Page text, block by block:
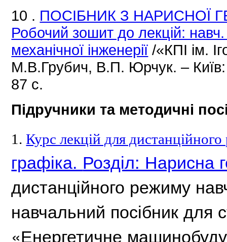
10 . ПОСІБНИК З НАРИСНОЇ
Робочий зошит до лекцій:
механічної інженерії /«КПІ ім.
М.В.Грубич, В.П. Юрчук.–
87 с.
Підручники та методичні
1.Курс лекцій для
графіка. Розділ: Нарисна
дистанційного режиму
навчальний посібник для
«Енергетичне